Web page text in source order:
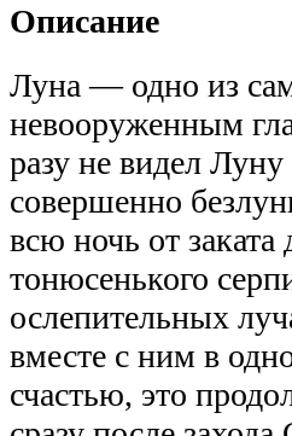
Описание
Луна — одно из
невооруженным
разу не видел
совершенно
всю ночь от заката
тонюсенького
ослепительных
вместе с ним в
счастью, это